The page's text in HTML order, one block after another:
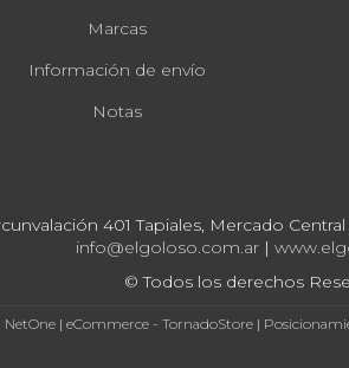
Marcas
Información de envío
Notas
401 Tapiales, Mercado Central
info@elgoloso.com.ar|
© Todos los derechos
NetOne| eCommerce - TornadoStore|